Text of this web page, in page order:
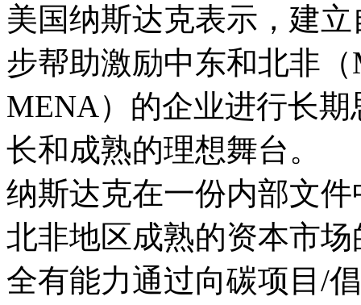
美国纳斯达克表示，建立
步帮助激励中东和北非（
MENA）的企业进行长
长和成熟的理想舞台。
纳斯达克在一份内部文
北非地区成熟的资本市
全有能力通过向碳项目/